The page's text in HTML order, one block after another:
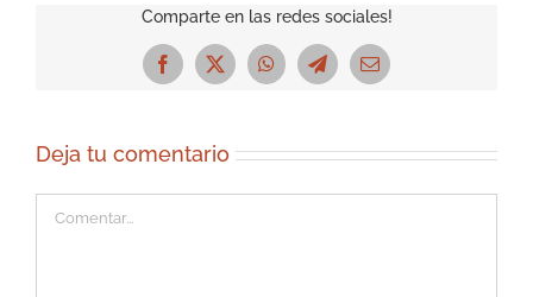
Comparte en las redes sociales!
Facebook
X WhatsAppTelegramCorreo
Deja tu comentario